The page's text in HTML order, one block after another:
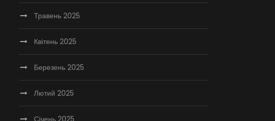
Травень 2025
Квітень 2025
Березень 2025
Лютий 2025
Січень 2025